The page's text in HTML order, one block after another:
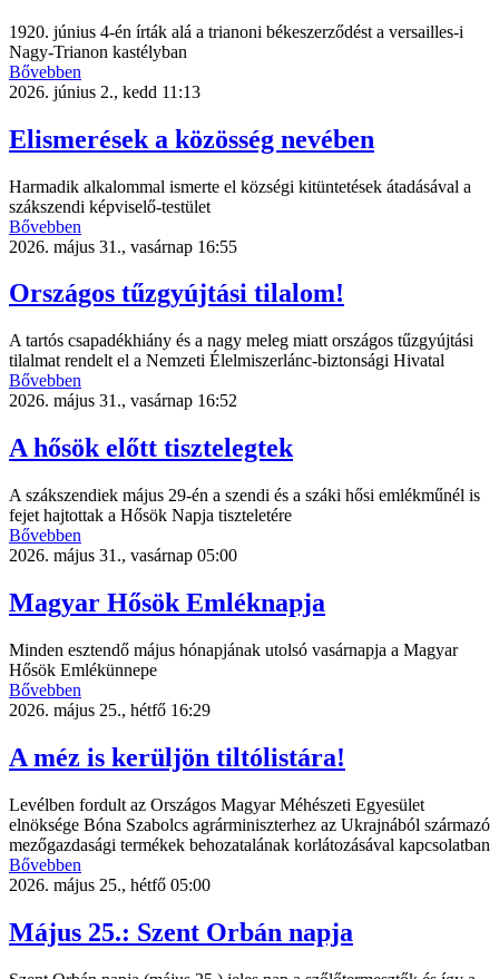
1920. június 4-én írták alá a trianoni békeszerződést a versailles-i
Nagy-Trianon kastélyban
Bővebben
2026. június 2., kedd 11:13
Elismerések a közösség nevében
Harmadik alkalommal ismerte el községi kitüntetések átadásával a
szákszendi képviselő-testület
Bővebben
2026. május 31., vasárnap 16:55
Országos tűzgyújtási tilalom!
A tartós csapadékhiány és a nagy meleg miatt országos tűzgyújtási
tilalmat rendelt el a Nemzeti Élelmiszerlánc-biztonsági Hivatal
Bővebben
2026. május 31., vasárnap 16:52
A hősök előtt tisztelegtek
A szákszendiek május 29-én a szendi és a száki hősi emlékműnél is
fejet hajtottak a Hősök Napja tiszteletére
Bővebben
2026. május 31., vasárnap 05:00
Magyar Hősök Emléknapja
Minden esztendő május hónapjának utolsó vasárnapja a Magyar
Hősök Emlékünnepe
Bővebben
2026. május 25., hétfő 16:29
A méz is kerüljön tiltólistára!
Levélben fordult az Országos Magyar Méhészeti Egyesület
elnöksége Bóna Szabolcs agrárminiszterhez az Ukrajnából származó
mezőgazdasági termékek behozatalának korlátozásával kapcsolatban
Bővebben
2026. május 25., hétfő 05:00
Május 25.: Szent Orbán napja